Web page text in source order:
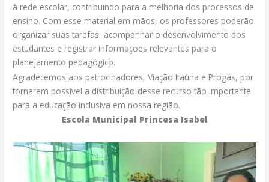
à rede escolar, contribuindo para a melhoria dos processos de
ensino. Com esse material em mãos, os professores poderão
organizar suas tarefas, acompanhar o desenvolvimento dos
estudantes e registrar informações relevantes para o
planejamento pedagógico.
Agradecemos aos patrocinadores, Viação Itaúna e Progás, por
tornarem possível a distribuição desse recurso tão importante
para a educação inclusiva em nossa região.
Escola Municipal Princesa Isabel